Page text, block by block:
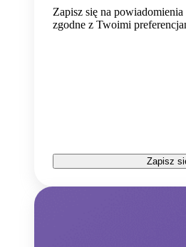
Zapisz się na
zgodne z Twoimi
Zapisz